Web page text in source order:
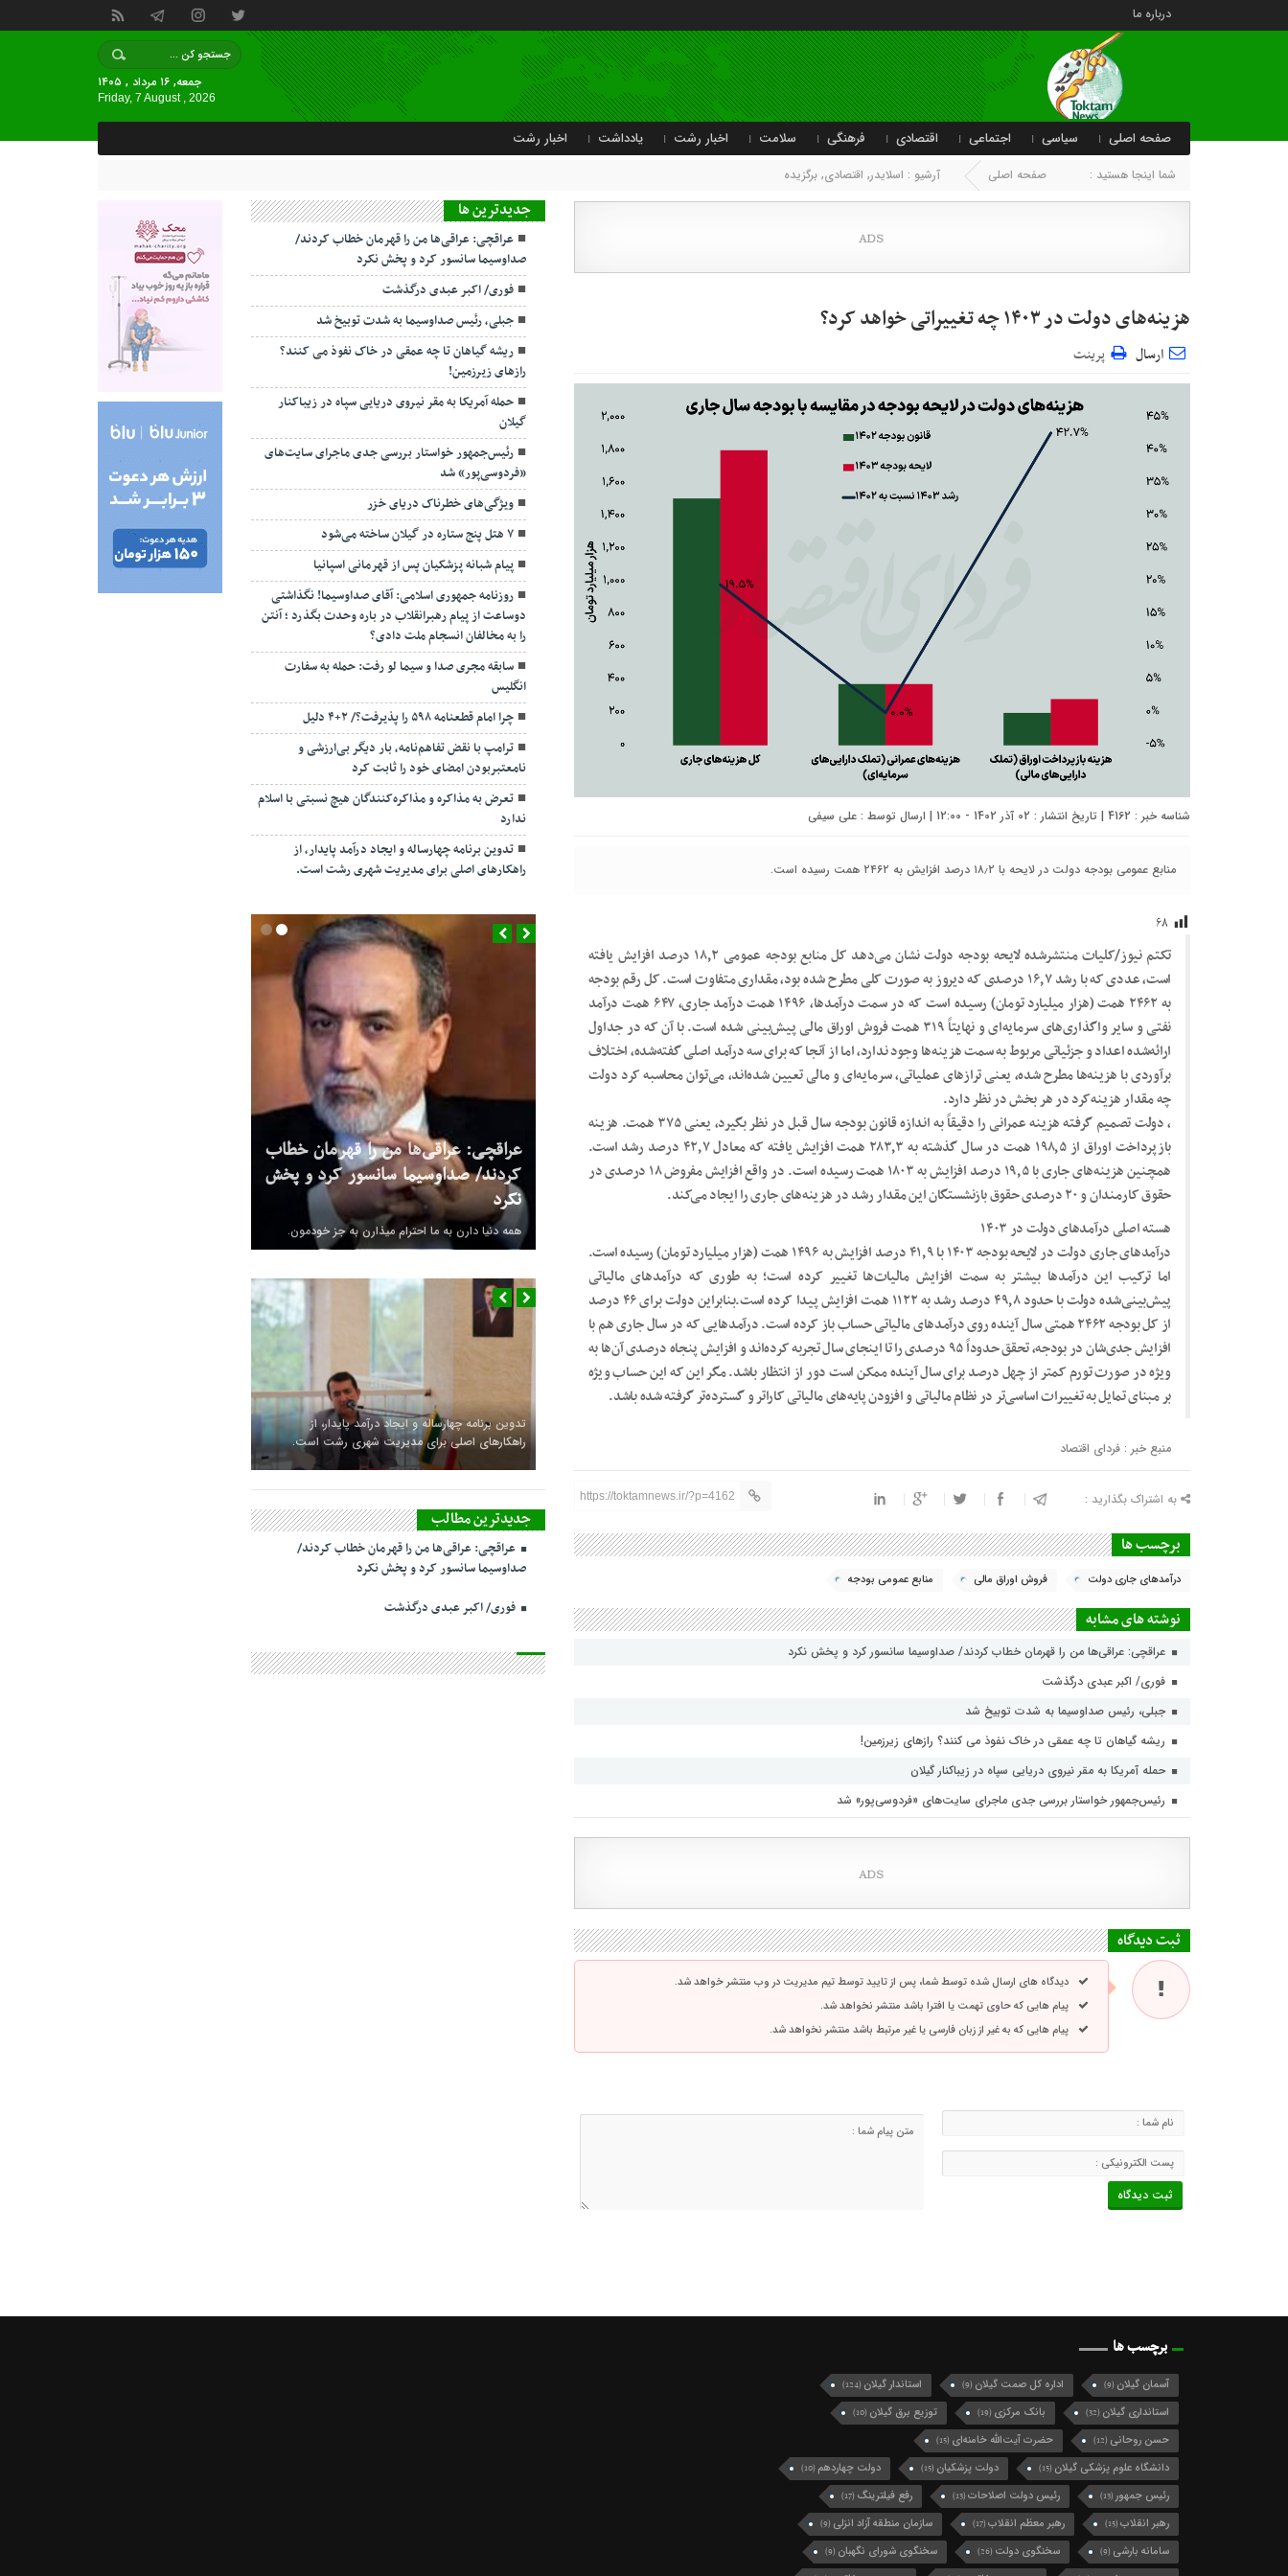
درباره ما
جمعه, ۱۶ مرداد , ۱۴۰۵
Friday, 7 August , 2026
صفحه اصلی سیاسی اجتماعی اقتصادی فرهنگی سلامت اخبار رشت یادداشت اخبار رشت
شما اینجا هستید : صفحه اصلی آرشیو : اسلایدر, اقتصادی, برگزیده
هزینه‌های دولت در ۱۴۰۳ چه تغییراتی خواهد کرد؟
ارسال پرینت
شناسه خبر : 4162 | تاریخ انتشار : 02 آذر 1402 - 12:00 | ارسال توسط : علی سیفی
منابع عمومی بودجه دولت در لایحه با ۱۸٫۲ درصد افزایش به ۲۴۶۲ همت رسیده است.
۶۸
تکتم نیوز/کلیات منتشرشده لایحه بودجه دولت نشان می‌دهد کل منابع بودجه عمومی ۱۸٫۲ درصد افزایش یافته
است، عددی که با رشد ۱۶٫۷ درصدی که دیروز به صورت کلی مطرح شده بود، مقداری متفاوت است. کل رقم بودجه
به ۲۴۶۲ همت (هزار میلیارد تومان) رسیده است که در سمت درآمدها، ۱۴۹۶ همت درآمد جاری، ۶۴۷ همت درآمد
نفتی و سایر واگذاری‌های سرمایه‌ای و نهایتاً ۳۱۹ همت فروش اوراق مالی پیش‌بینی شده است. با آن که در جداول
ارائه‌شده اعداد و جزئیاتی مربوط به سمت هزینه‌ها وجود ندارد، اما از آنجا که برای سه درآمد اصلی گفته‌شده، اختلاف
برآوردی با هزینه‌ها مطرح شده، یعنی ترازهای عملیاتی، سرمایه‌ای و مالی تعیین شده‌اند، می‌توان محاسبه کرد دولت
چه مقدار هزینه‌کرد در هر بخش در نظر دارد.
، دولت تصمیم گرفته هزینه عمرانی را دقیقاً به اندازه قانون بودجه سال قبل در نظر بگیرد، یعنی ۳۷۵ همت. هزینه
بازپرداخت اوراق از ۱۹۸٫۵ همت در سال گذشته به ۲۸۳٫۳ همت افزایش یافته که معادل ۴۲٫۷ درصد رشد است.
همچنین هزینه‌های جاری با ۱۹٫۵ درصد افزایش به ۱۸۰۳ همت رسیده است. در واقع افزایش مفروض ۱۸ درصدی در
حقوق کارمندان و ۲۰ درصدی حقوق بازنشستگان این مقدار رشد در هزینه‌های جاری را ایجاد می‌کند.
هسته اصلی درآمدهای دولت در ۱۴۰۳
درآمدهای جاری دولت در لایحه بودجه ۱۴۰۳ با ۴۱٫۹ درصد افزایش به ۱۴۹۶ همت (هزار میلیارد تومان) رسیده است.
اما ترکیب این درآمدها بیشتر به سمت افزایش مالیات‌ها تغییر کرده است؛ به طوری که درآمدهای مالیاتی
پیش‌بینی‌شده دولت با حدود ۴۹٫۸ درصد رشد به ۱۱۲۲ همت افزایش پیدا کرده است.بنابراین دولت برای ۴۶ درصد
از کل بودجه ۲۴۶۲ همتی سال آینده روی درآمدهای مالیاتی حساب باز کرده است. درآمدهایی که در سال جاری هم با
افزایش جدی‌شان در بودجه، تحقق حدوداً ۹۵ درصدی را تا اینجای سال تجربه کرده‌اند و افزایش پنجاه درصدی آن‌ها به
ویژه در صورت تورم کمتر از چهل درصد برای سال آینده ممکن است دور از انتظار باشد. مگر این که این حساب ویژه
بر مبنای تمایل به تغییرات اساسی‌تر در نظام مالیاتی و افزودن پایه‌های مالیاتی کاراتر و گسترده‌تر گرفته شده باشد.
منبع خبر : فردای اقتصاد
به اشتراک بگذارید : https://toktamnews.ir/?p=4162
برچسب ها
درآمدهای جاری دولت فروش اوراق مالی منابع عمومی بودجه
نوشته های مشابه
عراقچی: عراقی‌ها من را قهرمان خطاب کردند/ صداوسیما سانسور کرد و پخش نکرد
فوری/ اکبر عبدی درگذشت
جبلی، رئیس صداوسیما به شدت توبیخ شد
ریشه گیاهان تا چه عمقی در خاک نفوذ می کنند؟ رازهای زیرزمین!
حمله آمریکا به مقر نیروی دریایی سپاه در زیباکنار گیلان
رئیس‌جمهور خواستار بررسی جدی ماجرای سایت‌های «فردوسی‌پور» شد
ثبت دیدگاه
دیدگاه های ارسال شده توسط شما، پس از تایید توسط تیم مدیریت در وب منتشر خواهد شد.
پیام هایی که حاوی تهمت یا افترا باشد منتشر نخواهد شد.
پیام هایی که به غیر از زبان فارسی یا غیر مرتبط باشد منتشر نخواهد شد.
جديدترين ها
عراقچی: عراقی‌ها من را قهرمان خطاب کردند/
صداوسیما سانسور کرد و پخش نکرد
فوری/ اکبر عبدی درگذشت
جبلی، رئیس صداوسیما به شدت توبیخ شد
ریشه گیاهان تا چه عمقی در خاک نفوذ می کنند؟
رازهای زیرزمین!
حمله آمریکا به مقر نیروی دریایی سپاه در زیباکنار
گیلان
رئیس‌جمهور خواستار بررسی جدی ماجرای سایت‌های
«فردوسی‌پور» شد
ویژگی‌های خطرناک دریای خزر
۷ هتل پنج ستاره در گیلان ساخته می‌شود
پیام شبانه پزشکیان پس از قهرمانی اسپانیا
روزنامه جمهوری اسلامی: آقای صداوسیما! نگذاشتی
دوساعت از پیام رهبرانقلاب در باره وحدت بگذرد ؛ آنتن
را به مخالفان انسجام ملت دادی؟
سابقه مجری صدا و سیما لو رفت: حمله به سفارت
انگلیس
چرا امام قطعنامه ۵۹۸ را پذیرفت؟/ ۲+۴ دلیل
ترامپ با نقض تفاهم‌نامه، بار دیگر بی‌ارزشی و
نامعتبربودن امضای خود را ثابت کرد
تعرض به مذاکره و مذاکره‌کنندگان هیچ نسبتی با اسلام
ندارد
تدوین برنامه چهارساله و ایجاد درآمد پایدار، از
راهکارهای اصلی برای مدیریت شهری رشت است.
عراقچی: عراقی‌ها من را قهرمان خطاب
کردند/ صداوسیما سانسور کرد و پخش
نکرد
همه دنیا دارن به ما احترام میذارن به جز خودمون.
تدوین برنامه چهارساله و ایجاد درآمد پایدار، از
راهکارهای اصلی برای مدیریت شهری رشت است.
جدیدترین مطالب
عراقچی: عراقی‌ها من را قهرمان خطاب کردند/
صداوسیما سانسور کرد و پخش نکرد
فوری/ اکبر عبدی درگذشت
برچسب ها
آسمان گیلان (9) اداره کل صمت گیلان (9) استاندار گیلان (124)
استانداری گیلان (32) بانک مرکزی (19) توزیع برق گیلان (10)
حسن روحانی (12) حضرت آیت‌الله خامنه‌ای (15)
دانشگاه علوم پزشکی گیلان (15) دولت پزشکیان (15) دولت چهاردهم (10)
رئیس جمهور(13) رئیس دولت اصلاحات(13) رفع فیلترینگ (17)
رهبر انقلاب(15) رهبر معظم انقلاب(17) سازمان منطقه آزاد انزلی (9)
سامانه بارشی (9) سخنگوی دولت (26) سخنگوی شورای نگهبان (9)